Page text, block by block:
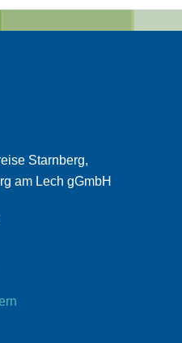
Starnberg,
am Lech gGmbH